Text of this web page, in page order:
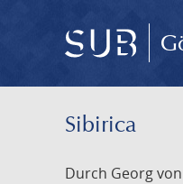
Sibirica
Durch Georg